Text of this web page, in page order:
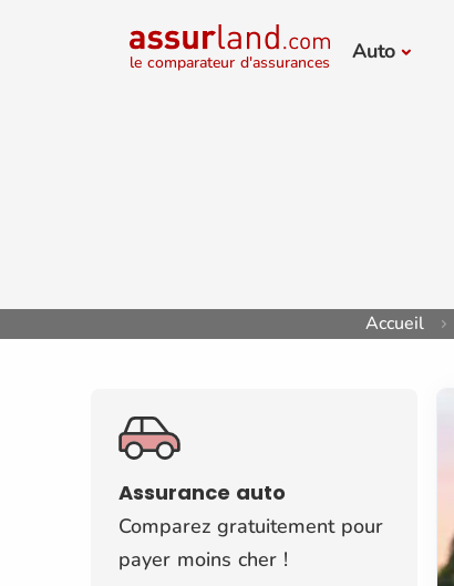
le comparateur d'assurances Auto
Accueil
Assurance auto
Comparez gratuitement pour
payer moins cher !